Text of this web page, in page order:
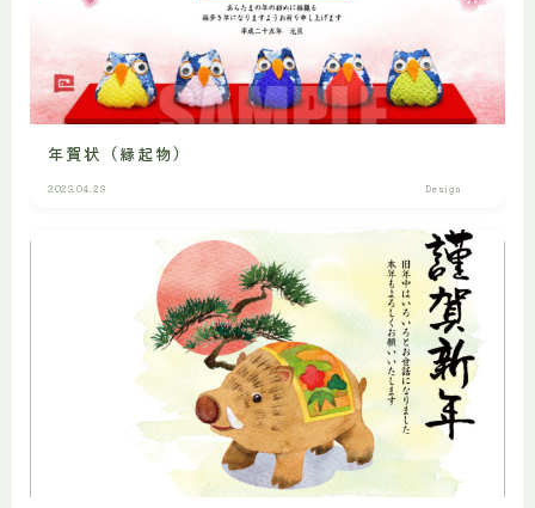
年賀状（縁起物）
2023.04.23 Design